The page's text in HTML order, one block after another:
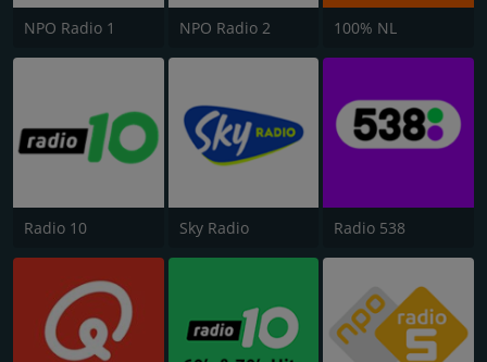
NPO Radio 1 NPO Radio 2 100% NL
Radio 10 Sky Radio Radio 538